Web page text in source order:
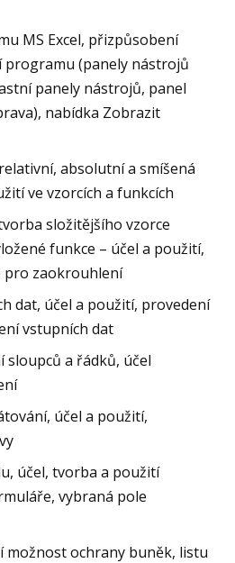
MS Excel, přizpůsobení
programu (panely nástrojů
panely nástrojů, panel
nabídka Zobrazit
absolutní a smíšená
ve vzorcích a funkcích
složitějšího vzorce
funkce – účel a použití,
pro zaokrouhlení
dat, účel a použití, provedení
vstupních dat
sloupců a řádků, účel
účel a použití,
účel, tvorba a použití
vybraná pole
možnost ochrany buněk, listu